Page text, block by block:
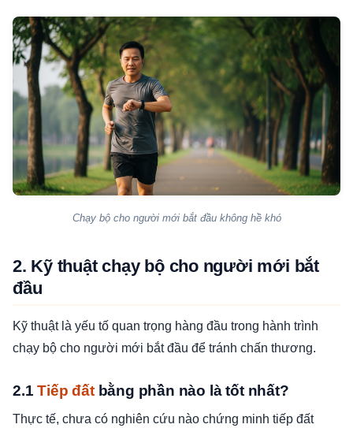
Chạy bộ cho người mới bắt đầu không hề khó
2. Kỹ thuật chạy bộ cho người mới bắt
đầu
Kỹ thuật là yếu tố quan trọng hàng đầu trong hành trình
chạy bộ cho người mới bắt đầu để tránh chấn thương.
2.1Tiếp đấtbằng phần nào là tốt nhất?
Thực tế, chưa có nghiên cứu nào chứng minh tiếp đất